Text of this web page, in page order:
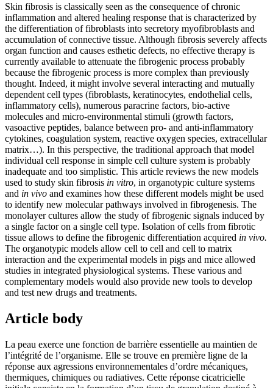
Skin fibrosis is classically seen as the consequence of chronic
inflammation and altered healing response that is characterized by
the differentiation of fibroblasts into secretory myofibroblasts and
accumulation of connective tissue. Although fibrosis severely affects
organ function and causes esthetic defects, no effective therapy is
currently available to attenuate the fibrogenic process probably
because the fibrogenic process is more complex than previously
thought. Indeed, it might involve several interacting and mutually
dependent cell types (fibroblasts, keratinocytes, endothelial cells,
inflammatory cells), numerous paracrine factors, bio-active
molecules and micro-environmental stimuli (growth factors,
vasoactive peptides, balance between pro- and anti-inflammatory
cytokines, coagulation system, reactive oxygen species, extracellular
matrix…). In this perspective, the traditional approach that model
individual cell response in simple cell culture system is probably
inadequate and too simplistic. This article reviews the new models
used to study skin fibrosis in vitro, in organotypic culture systems
and in vivo and examines how these different models might be used
to identify new molecular pathways involved in fibrogenesis. The
monolayer cultures allow the study of fibrogenic signals induced by
a single factor on a single cell type. Isolation of cells from fibrotic
tissue allows to define the fibrogenic differentiation acquired in vivo.
The organotypic models allow cell to cell and cell to matrix
interaction and the experimental models in pigs and mice allowed
studies in integrated physiological systems. These various and
complementary models would also provide new tools to develop
and test new drugs and treatments.
Article body
La peau exerce une fonction de barrière essentielle au maintien de
l’intégrité de l’organisme. Elle se trouve en première ligne de la
réponse aux agressions environnementales d’ordre mécaniques,
thermiques, chimiques ou radiatives. Cette réponse cicatricielle